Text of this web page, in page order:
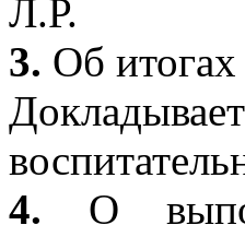
Л.Р.
3. Об итогах
4. О